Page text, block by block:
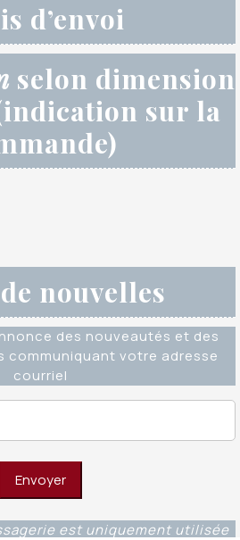
d’envoi
selon dimension
sur la
nouvelles
des nouveautés et des
communiquant votre adresse
courriel
est uniquement utilisée